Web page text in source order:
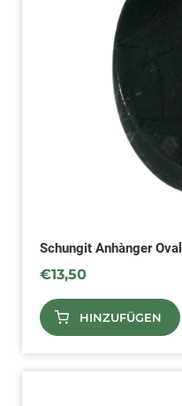
Schungit Anhànger Oval
€13,50
HINZUFÜGEN